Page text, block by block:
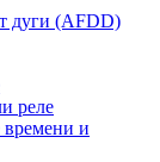
дуги (AFDD)
реле
и